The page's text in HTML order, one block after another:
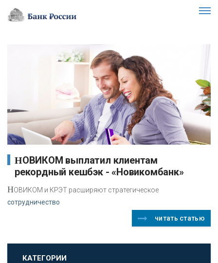
НОВИКОМ выплатил клиентам
рекордный кешбэк - «Новикомбанк»
НОВИКОМ и КРЭТ расширяют стратегическое
сотрудничество
читать статью
КАТЕГОРИИ